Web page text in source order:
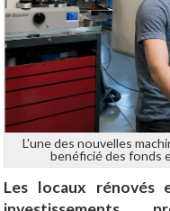
L'une des nouvelles
benéficié des fonds
Les locaux rénovés